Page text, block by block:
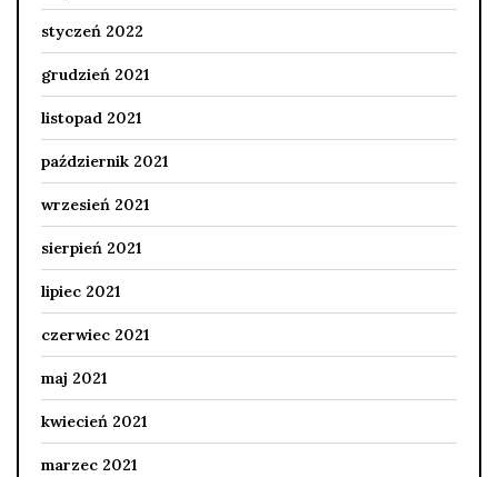
styczeń 2022
grudzień 2021
listopad 2021
październik 2021
wrzesień 2021
sierpień 2021
lipiec 2021
czerwiec 2021
maj 2021
kwiecień 2021
marzec 2021